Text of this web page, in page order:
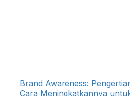
Brand Awareness:
Cara Meningkatkannya